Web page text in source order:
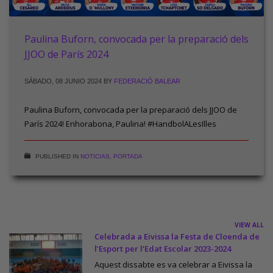
Paulina Buforn, convocada per la preparació dels
JJOO de París 2024
SÁBADO, 08 JUNIO 2024 BY FEDERACIÓ BALEAR
Paulina Buforn, convocada per la preparació dels JJOO de
París 2024! Enhorabona, Paulina! #HandbolALesIlles
PUBLISHED IN NOTICIAS PORTADA
VIEW ALL
Celebrada a Eivissa la Festa de Cloenda de
l’Esport per l’Edat Escolar 2023-2024
Aquest dissabte es va celebrar a Eivissa la